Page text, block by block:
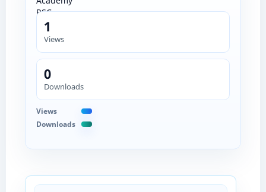
1
Views
0
Downloads
Views
Downloads